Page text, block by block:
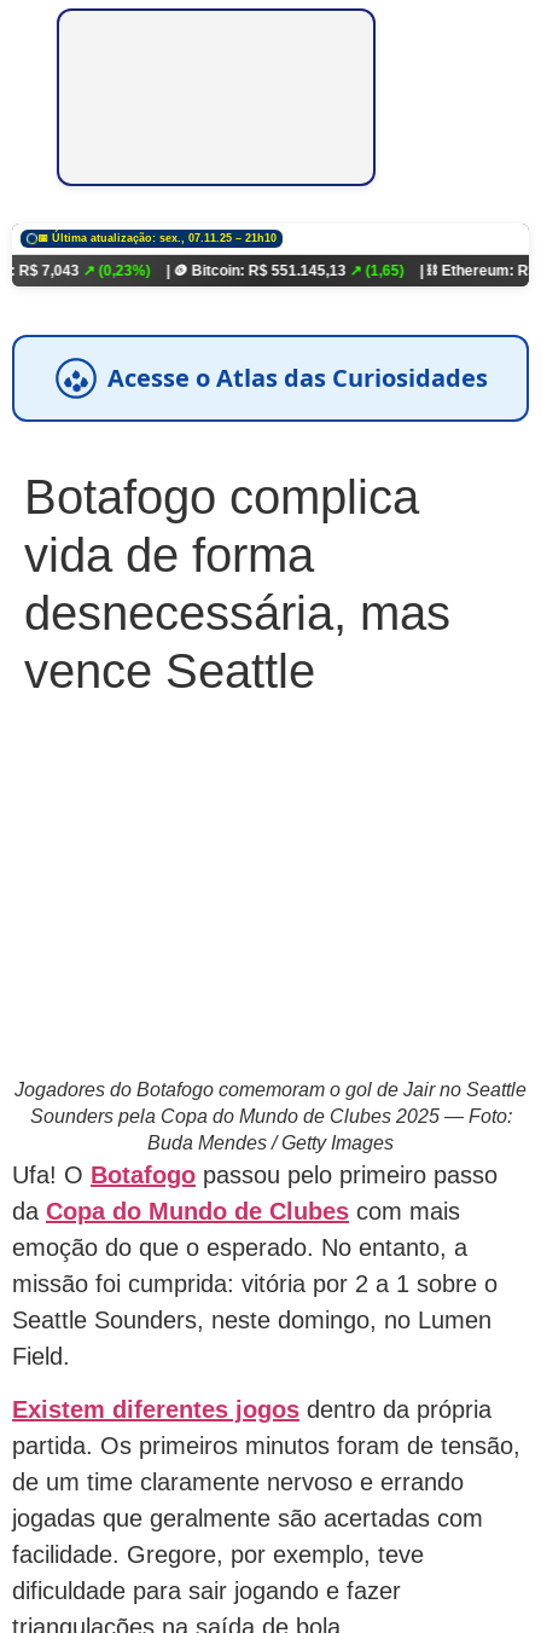
📅 Última atualização: sex., 07.11.25 – 21h10
↗ (0,23%) | 🪙 Bitcoin: R$ 551.145,13↗ (1,65) | ⛓️ Ethereum: R$ 18.321,93
Acesse o Atlas das Curiosidades
Botafogo complica
vida de forma
desnecessária, mas
vence Seattle
Jogadores do Botafogo comemoram o gol de Jair no Seattle
Sounders pela Copa do Mundo de Clubes 2025 — Foto:
Buda Mendes / Getty Images
Ufa! O Botafogo passou pelo primeiro passo
da Copa do Mundo de Clubes com mais
emoção do que o esperado. No entanto, a
missão foi cumprida: vitória por 2 a 1 sobre o
Seattle Sounders, neste domingo, no Lumen
Field.
Existem diferentes jogos dentro da própria
partida. Os primeiros minutos foram de tensão,
de um time claramente nervoso e errando
jogadas que geralmente são acertadas com
facilidade. Gregore, por exemplo, teve
dificuldade para sair jogando e fazer
triangulações na saída de bola.